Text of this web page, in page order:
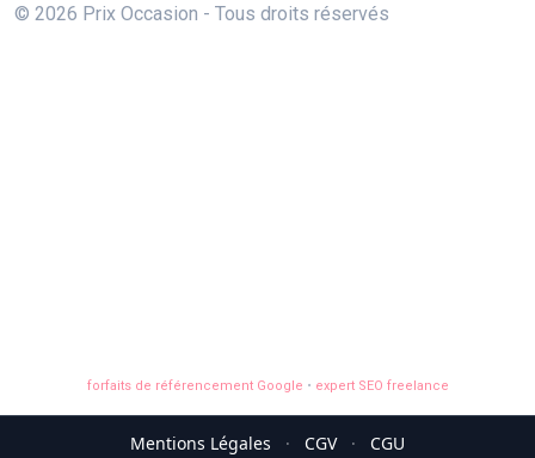
© 2026 Prix Occasion - Tous droits réservés
forfaits de référencement Google • expert SEO freelance
Mentions Légales · CGV · CGU